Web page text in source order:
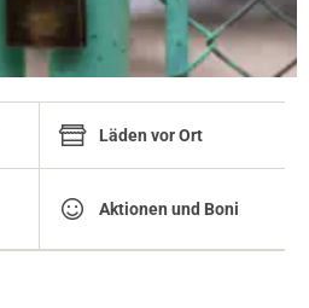
Läden vor Ort
Aktionen und Boni